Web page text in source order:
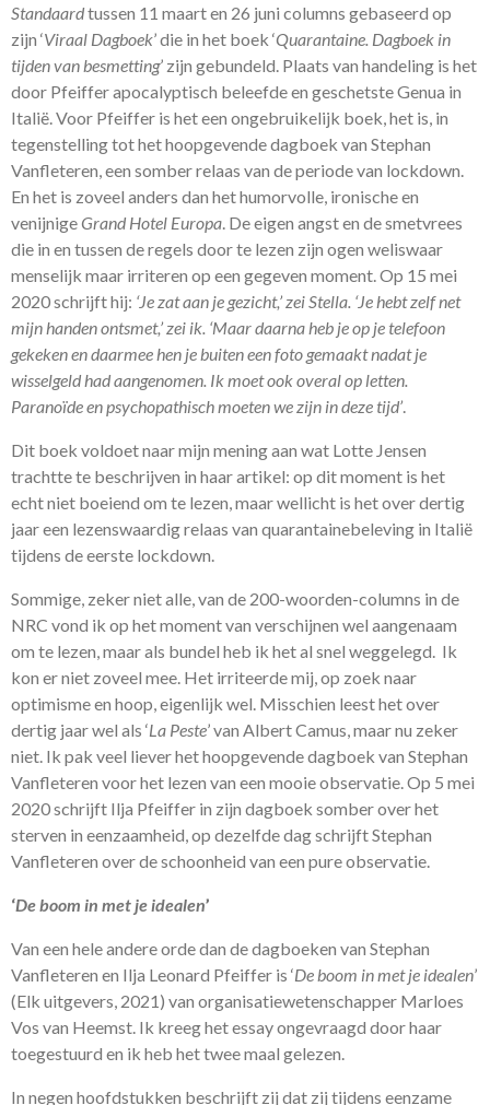
Standaardtussen 11 maart en 26 juni columns gebaseerd op
zijn ‘Viraal Dagboek’ die in het boek ‘Quarantaine. Dagboek in
tijden van besmetting’ zijn gebundeld. Plaats van handeling is het
door Pfeiffer apocalyptisch beleefde en geschetste Genua in
Italië. Voor Pfeiffer is het een ongebruikelijk boek, het is, in
tegenstelling tot het hoopgevende dagboek van Stephan
Vanfleteren, een somber relaas van de periode van lockdown.
En het is zoveel anders dan het humorvolle, ironische en
venijnigeGrand Hotel Europa . De eigen angst en de smetvrees
die in en tussen de regels door te lezen zijn ogen weliswaar
menselijk maar irriteren op een gegeven moment. Op 15 mei
2020 schrijft hij: ‘Je zat aan je gezicht,’ zei Stella. ‘Je hebt zelf net
mijn handen ontsmet,’ zei ik. ‘Maar daarna heb je op je telefoon
gekeken en daarmee hen je buiten een foto gemaakt nadat je
wisselgeld had aangenomen. Ik moet ook overal op letten.
Paranoïde en psychopathisch moeten we zijn in deze tijd’.
Dit boek voldoet naar mijn mening aan wat Lotte Jensen
trachtte te beschrijven in haar artikel: op dit moment is het
echt niet boeiend om te lezen, maar wellicht is het over dertig
jaar een lezenswaardig relaas van quarantainebeleving in Italië
tijdens de eerste lockdown.
Sommige, zeker niet alle, van de 200-woorden-columns in de
NRC vond ik op het moment van verschijnen wel aangenaam
om te lezen, maar als bundel heb ik het al snel weggelegd. Ik
kon er niet zoveel mee. Het irriteerde mij, op zoek naar
optimisme en hoop, eigenlijk wel. Misschien leest het over
dertig jaar wel als ‘La Peste’ van Albert Camus, maar nu zeker
niet. Ik pak veel liever het hoopgevende dagboek van Stephan
Vanfleteren voor het lezen van een mooie observatie. Op 5 mei
2020 schrijft Ilja Pfeiffer in zijn dagboek somber over het
sterven in eenzaamheid, op dezelfde dag schrijft Stephan
Vanfleteren over de schoonheid van een pure observatie.
‘De boom in met je idealen’
Van een hele andere orde dan de dagboeken van Stephan
Vanfleteren en Ilja Leonard Pfeiffer is ‘De boom in met je idealen’
(Elk uitgevers, 2021) van organisatiewetenschapper Marloes
Vos van Heemst. Ik kreeg het essay ongevraagd door haar
toegestuurd en ik heb het twee maal gelezen.
In negen hoofdstukken beschrijft zij dat zij tijdens eenzame